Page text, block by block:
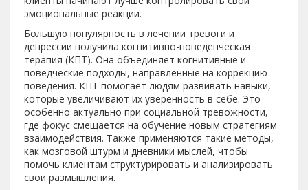
эмоциональные реакции.
Большую популярность в лечении тревоги и
депрессии получила когнитивно-поведенческая
терапия (КПТ). Она объединяет когнитивные и
поведческие подходы, направленные на коррекцию
поведения. КПТ помогает людям развивать навыки,
которые увеличивают их уверенность в себе. Это
особенно актуально при социальной тревожности,
где фокус смещается на обучение новым стратегиям
взаимодействия. Также применяются такие методы,
как мозговой штурм и дневники мыслей, чтобы
помочь клиентам структурировать и анализировать
свои размышления.